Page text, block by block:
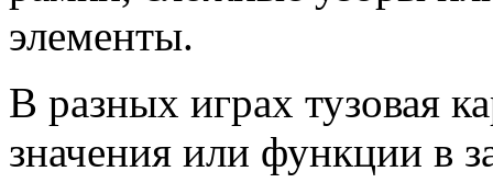
элементы.
В разных играх тузовая
значения или функции в